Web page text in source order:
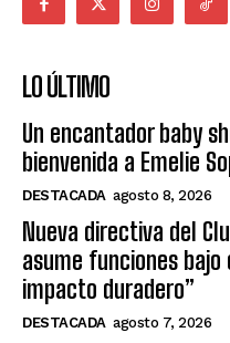
LO ÚLTIMO
Un encantador baby
bienvenida a Emelie
DESTACADA agosto 8, 2026
Nueva directiva del
asume funciones bajo
impacto duradero”
DESTACADA agosto 7, 2026